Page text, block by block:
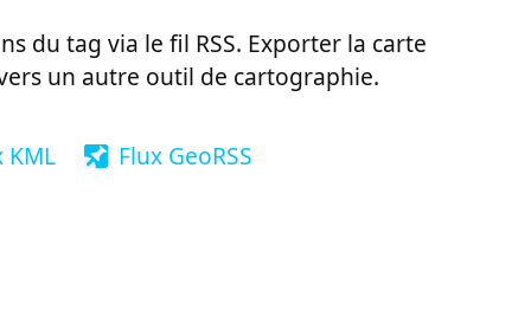
du tag via le fil RSS. Exporter la carte
un autre outil de cartographie.
KML Flux GeoRSS